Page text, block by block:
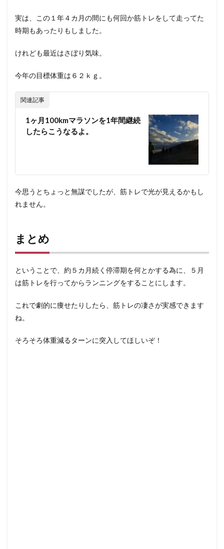
実は、この１年４カ月の間にも何回か筋トレをして走ってた
時期もあったりもしました。
けれども最近はさぼり気味。
今年の目標体重は６２ｋｇ。
関連記事
1ヶ月100kmマラソンを1年間継続
したらこうなるよ。
今思うとちょっと無謀でしたが、筋トレで光が見えるかもし
れません。
まとめ
ということで、約５カ月続く停滞期を何とかする為に、５月
は筋トレを行ってからランニングをすることにします。
これで劇的に痩せたりしたら、筋トレの凄さが実感できます
ね。
そろそろ体重減るターンに突入してほしいぞ！